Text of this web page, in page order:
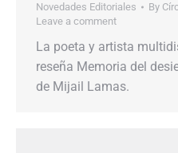
Novedades Editoriales By
Leave a comment
La poeta y artista
reseña Memoria del
de Mijail Lamas.